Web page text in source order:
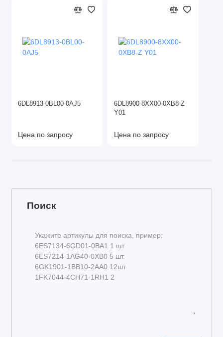
6DL8913-0BL00-0AJ5
Цена по запросу
6DL8900-8XX00-0XB8-Z
Y01
Цена по запросу
Поиск